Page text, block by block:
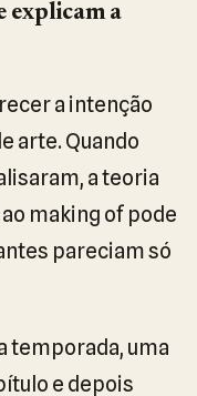
explicam a
a intenção
arte. Quando
a teoria
making of pode
pareciam só
temporada, uma
e depois